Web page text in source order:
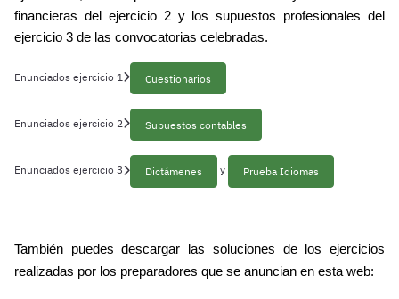
financieras del ejercicio 2 y los supuestos profesionales del
ejercicio 3 de las convocatorias celebradas.
Enunciados ejercicio 1 Cuestionarios
Enunciados ejercicio 2 Supuestos contables
Enunciados ejercicio 3 Dictámenes y Prueba Idiomas
También puedes descargar las soluciones de los ejercicios
realizadas por los preparadores que se anuncian en esta web: